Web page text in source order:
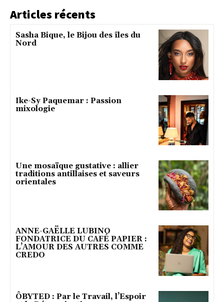
Articles récents
Sasha Bique, le Bijou des îles du
Nord
Ike-Sy Paquemar : Passion
mixologie
Une mosaïque gustative : allier
traditions antillaises et saveurs
orientales
ANNE-GAËLLE LUBINO
FONDATRICE DU CAFÉ PAPIER :
L’AMOUR DES AUTRES COMME
CREDO
ÔBYTED : Par le Travail, l’Espoir